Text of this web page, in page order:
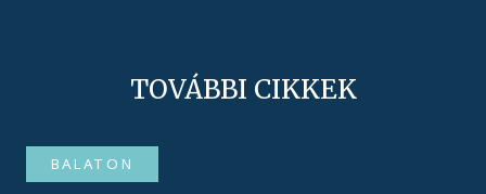
TOVÁBBI CIKKEK
BALATON